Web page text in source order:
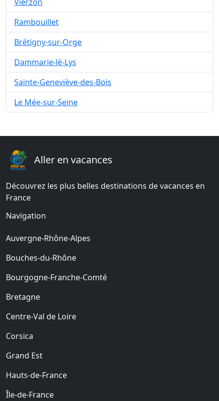
Rambouillet
Brétigny-sur-Orge
Dammarie-lè-Lys
Sainte-Geneviève-des-Bois
Le Mée-sur-Seine
Aller en vacances
Découvrez les plus belles destinations de vacances en
France
Navigation
Auvergne-Rhône-Alpes
Bouches-du-Rhône
Bourgogne-Franche-Comté
Bretagne
Centre-Val de Loire
Corsica
Grand Est
Hauts-de-France
Île-de-France